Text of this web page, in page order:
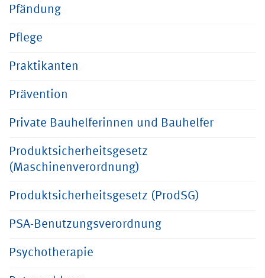
Pfändung
Pflege
Praktikanten
Prävention
Private Bauhelferinnen und Bauhelfer
Produktsicherheitsgesetz
(Maschinenverordnung)
Produktsicherheitsgesetz (ProdSG)
PSA-Benutzungsverordnung
Psychotherapie